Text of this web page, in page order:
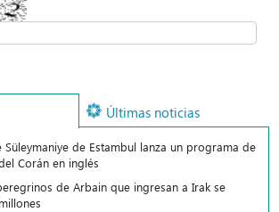
Últimas noticias
Süleymaniye de Estambul lanza un programa de
Corán en inglés
de Arbain que ingresan a Irak se